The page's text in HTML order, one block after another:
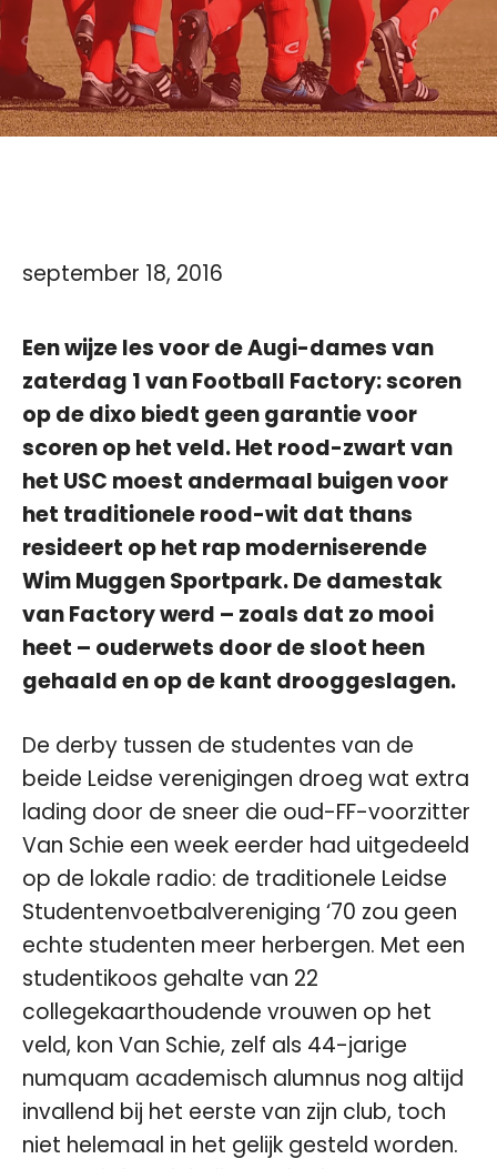
september 18, 2016
Een wijze les voor de Augi-dames van
zaterdag 1 van Football Factory: scoren
op de dixo biedt geen garantie voor
scoren op het veld. Het rood-zwart van
het USC moest andermaal buigen voor
het traditionele rood-wit dat thans
resideert op het rap moderniserende
Wim Muggen Sportpark. De damestak
van Factory werd – zoals dat zo mooi
heet – ouderwets door de sloot heen
gehaald en op de kant drooggeslagen.
De derby tussen de studentes van de
beide Leidse verenigingen droeg wat extra
lading door de sneer die oud-FF-voorzitter
Van Schie een week eerder had uitgedeeld
op de lokale radio: de traditionele Leidse
Studentenvoetbalvereniging ‘70 zou geen
echte studenten meer herbergen. Met een
studentikoos gehalte van 22
collegekaarthoudende vrouwen op het
veld, kon Van Schie, zelf als 44-jarige
numquam academisch alumnus nog altijd
invallend bij het eerste van zijn club, toch
niet helemaal in het gelijk gesteld worden.